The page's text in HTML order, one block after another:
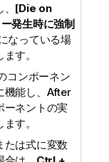
[Die on
発生時に強制
なっている場
す。
コンポーネン
機能し、After
ーネントの実
す。
たは式に変数